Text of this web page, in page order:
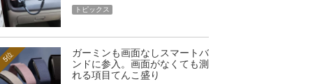
トピックス
ガーミンも画面なしスマートバ
ンドに参入。画面がなくても測
れる項目てんこ盛り
5位